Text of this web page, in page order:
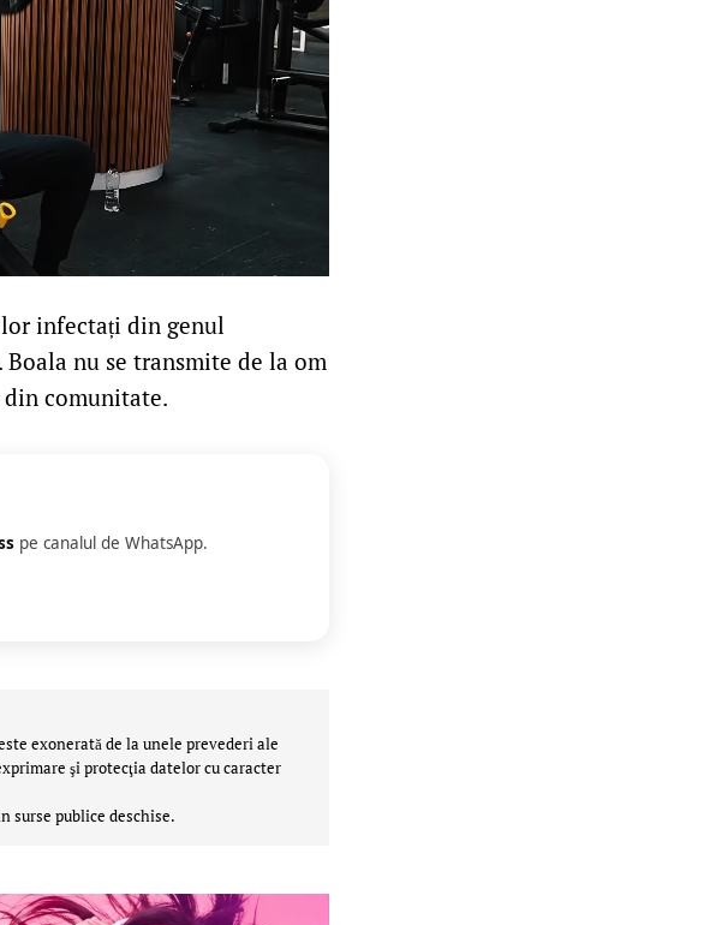
infectați din genul
nu se transmite de la om
comunitate.
pe canalul de WhatsApp.
exonerată de la unele prevederi ale
şi protecţia datelor cu caracter
surse publice deschise.